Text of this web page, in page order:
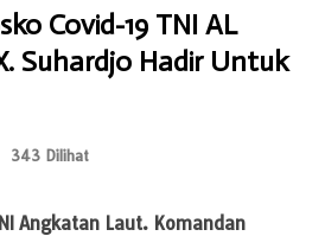
Covid-19 TNI AL
Suhardjo Hadir Untuk
343 Dilihat
Angkatan Laut. Komandan